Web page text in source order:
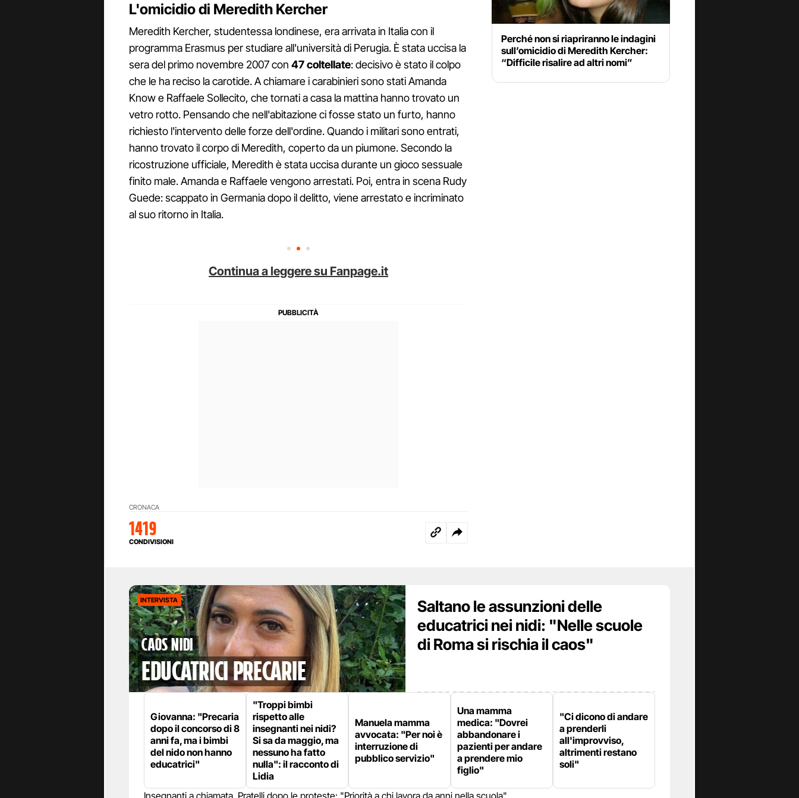
L'omicidio di Meredith Kercher
Meredith Kercher, studentessa londinese, era arrivata in Italia con il
programma Erasmus per studiare all'università di Perugia. È stata uccisa la
sera del primo novembre 2007 con 47 coltellate: decisivo è stato il colpo
che le ha reciso la carotide. A chiamare i carabinieri sono stati Amanda
Know e Raffaele Sollecito, che tornati a casa la mattina hanno trovato un
vetro rotto. Pensando che nell'abitazione ci fosse stato un furto, hanno
richiesto l'intervento delle forze dell'ordine. Quando i militari sono entrati,
hanno trovato il corpo di Meredith, coperto da un piumone. Secondo la
ricostruzione ufficiale, Meredith è stata uccisa durante un gioco sessuale
finito male. Amanda e Raffaele vengono arrestati. Poi, entra in scena Rudy
Guede: scappato in Germania dopo il delitto, viene arrestato e incriminato
al suo ritorno in Italia.
Continua a leggere su Fanpage.it
CRONACA
1419
CONDIVISIONI
Perché non si riapriranno le indagini
sull’omicidio di Meredith Kercher:
“Difficile risalire ad altri nomi”
INTERVISTA
Caos nidi
educatrici precarie
Saltano le assunzioni delle
educatrici nei nidi: "Nelle scuole
di Roma si rischia il caos"
Giovanna: "Precaria
dopo il concorso di 8
anni fa, ma i bimbi
del nido non hanno
educatrici"
"Troppi bimbi
rispetto alle
insegnanti nei nidi?
Si sa da maggio, ma
nessuno ha fatto
nulla": il racconto di
Lidia
Manuela mamma
avvocata: "Per noi è
interruzione di
pubblico servizio"
Una mamma
medica: "Dovrei
abbandonare i
pazienti per andare
a prendere mio
figlio"
"Ci dicono di andare
a prenderli
all'improvviso,
altrimenti restano
soli"